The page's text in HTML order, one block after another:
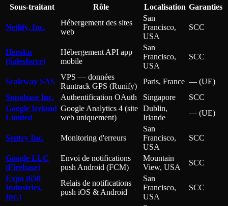
Sous-traitant Rôle Localisation Garanties
Netlify, Inc.
Hébergement des sites
web
San
Francisco,
USA
SCC
Heroku
(Salesforce)
Hébergement API app
mobile
San
Francisco,
USA
SCC
Scaleway SAS
VPS — données
Runtrack GPS (Runify)
Paris, France — (UE)
Supabase Inc.
Authentification OAuth Singapore
SCC
Google Ireland
Limited
Google Analytics 4 (site
web uniquement)
Dublin,
Irlande
— (UE)
Sentry Inc. Monitoring d'erreurs
San
Francisco,
USA
SCC
Google LLC
(Firebase)
Envoi de notifications
push Android (FCM)
Mountain
View, USA
SCC
Expo (650
Industries,
Inc.)
Relais de notifications
push iOS & Android
San
Francisco,
USA
SCC